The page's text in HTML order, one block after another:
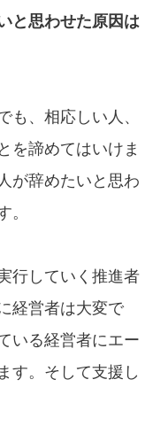
と思わせた原因は
も、相応しい人、
を諦めてはいけま
が辞めたいと思わ
。
行していく推進者
経営者は大変で
いる経営者にエー
す。そして支援し